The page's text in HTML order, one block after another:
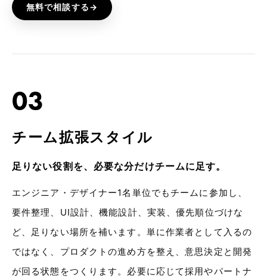
無料で相談する→
03
チーム拡張スタイル
足りない役割を、必要な分だけチームに足す。
エンジニア・デザイナー1名単位でもチームに参加し、
要件整理、UI設計、機能設計、実装、優先順位づけな
ど、足りない場所を補います。単に作業者として入るの
ではなく、プロダクトの進め方を整え、意思決定と開発
が回る状態をつくります。必要に応じて採用やパートナ